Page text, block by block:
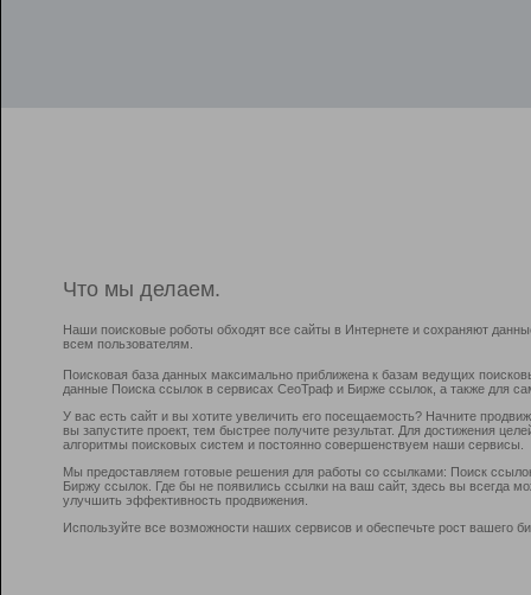
Что мы делаем.
Наши поисковые роботы обходят все сайты в Интернете и сохраняют
всем пользователям.
Поисковая база данных максимально приближена к базам ведущих
данные Поиска ссылок в сервисах СеоТраф и Бирже ссылок, а также для
У вас есть сайт и вы хотите увеличить его посещаемость? Начните
вы запустите проект, тем быстрее получите результат. Для достижения
алгоритмы поисковых систем и постоянно совершенствуем наши сервисы.
Мы предоставляем готовые решения для работы со ссылками: Поиск
Биржу ссылок. Где бы не появились ссылки на ваш сайт, здесь вы всегда
улучшить эффективность продвижения.
Используйте все возможности наших сервисов и обеспечьте рост вашего